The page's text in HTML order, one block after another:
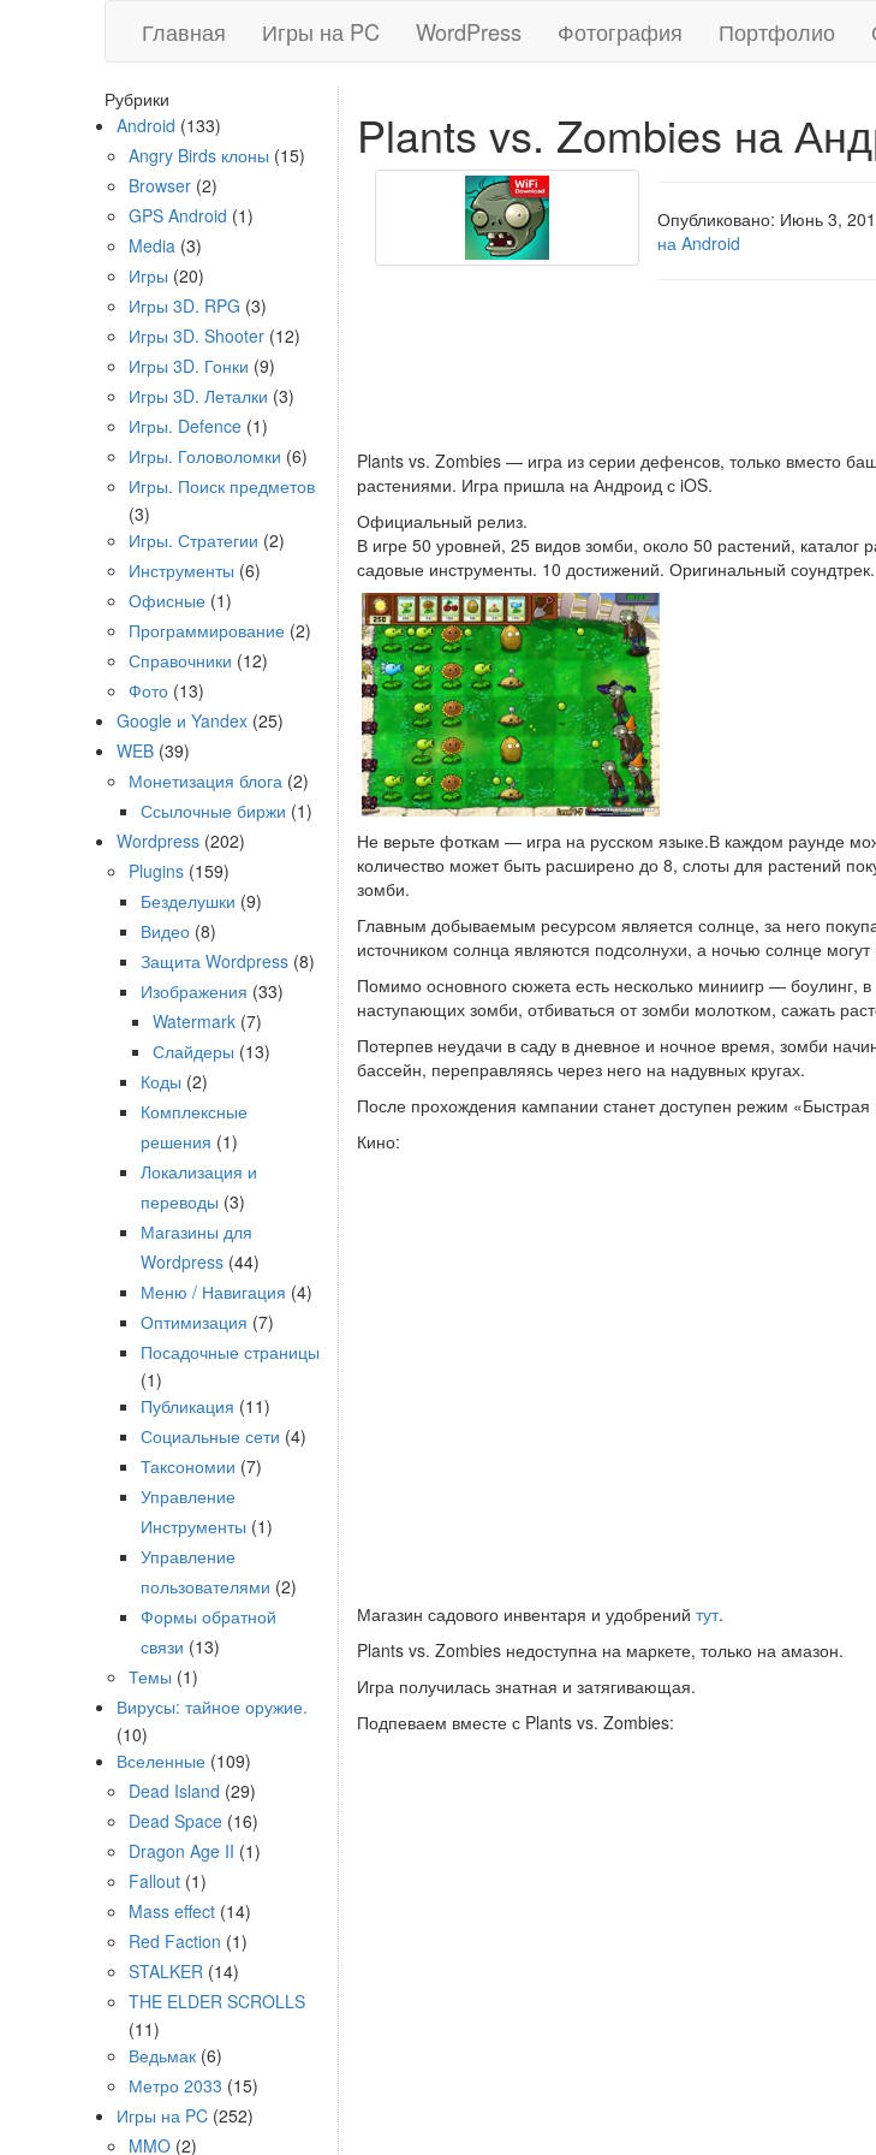
Главная Игры на PC WordPress Фотография Портфолио
Plants vs. Zombies на
Опубликовано: Июнь 3,
на Android
Plants vs. Zombies — игра из серии дефенсов, только вместо
растениями. Игра пришла на Андроид с iOS.
Официальный релиз.
В игре 50 уровней, 25 видов зомби, около 50 растений,
садовые инструменты. 10 достижений. Оригинальный
Не верьте фоткам — игра на русском языке.В каждом раунде
количество может быть расширено до 8, слоты для растений
зомби.
Главным добываемым ресурсом является солнце, за него
источником солнца являются подсолнухи, а ночью солнце
Помимо основного сюжета есть несколько миниигр — боулинг, в
наступающих зомби, отбиваться от зомби молотком, сажать
Потерпев неудачи в саду в дневное и ночное время, зомби
бассейн, переправляясь через него на надувных кругах.
После прохождения кампании станет доступен режим «Быстрая
Кино:
Магазин садового инвентаря и удобрений тут.
Plants vs. Zombies недоступна на маркете, только на амазон.
Игра получилась знатная и затягивающая.
Подпеваем вместе с Plants vs. Zombies:
Рубрики
Android (133)
Angry Birds клоны (15)
Browser (2)
GPS Android (1)
Media (3)
Игры (20)
Игры 3D. RPG (3)
Игры 3D. Shooter (12)
Игры 3D. Гонки (9)
Игры 3D. Леталки (3)
Игры. Defence (1)
Игры. Головоломки (6)
Игры. Поиск предметов
(3)
Игры. Стратегии (2)
Инструменты (6)
Офисные (1)
Программирование (2)
Справочники (12)
Фото (13)
Google и Yandex (25)
WEB (39)
Монетизация блога (2)
Ссылочные биржи (1)
Wordpress (202)
Plugins (159)
Безделушки (9)
Видео (8)
Защита Wordpress (8)
Изображения (33)
Watermark (7)
Слайдеры (13)
Коды (2)
Комплексные
решения (1)
Локализация и
переводы (3)
Магазины для
Wordpress (44)
Меню / Навигация (4)
Оптимизация (7)
Посадочные страницы
(1)
Публикация (11)
Социальные сети (4)
Таксономии (7)
Управление
Инструменты (1)
Управление
пользователями (2)
Формы обратной
связи (13)
Темы (1)
Вирусы: тайное оружие.
(10)
Вселенные (109)
Dead Island (29)
Dead Space (16)
Dragon Age II (1)
Fallout (1)
Mass effect (14)
Red Faction (1)
STALKER (14)
THE ELDER SCROLLS
(11)
Ведьмак (6)
Метро 2033 (15)
Игры на PC (252)
MMO (2)